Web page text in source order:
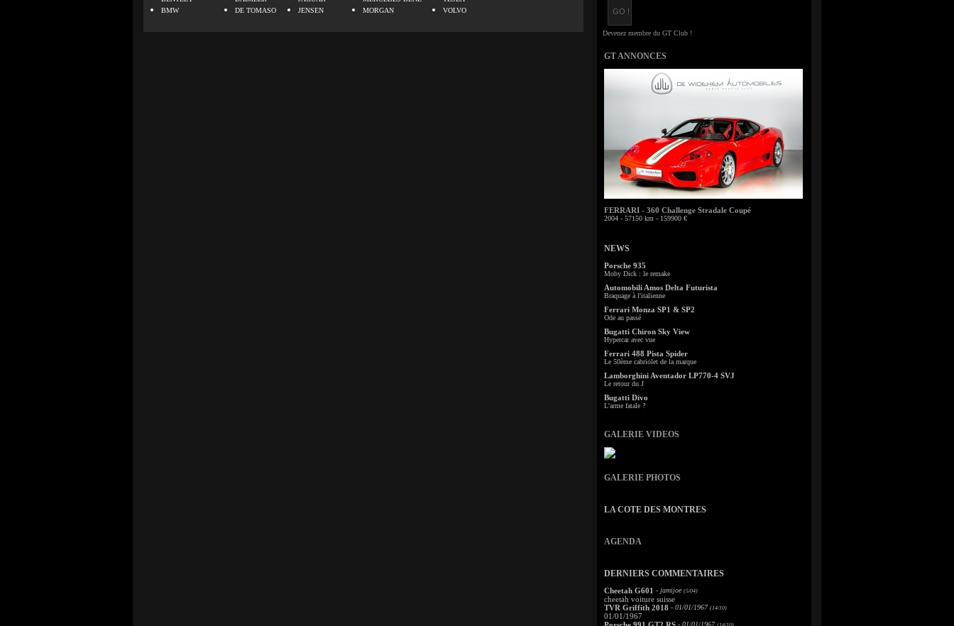
BMW
DE TOMASO
JENSEN
MORGAN
VOLVO
GT ANNONCES
FERRARI - 360 Challenge Stradale Coupé
2004 - 57150 km - 159900 €
NEWS
Porsche 935
Moby Dick : le remake
Automobili Amos Delta Futurista
Braquage à l'italienne
Ferrari Monza SP1 & SP2
Ode au passé
Bugatti Chiron Sky View
Hypercar avec vue
Ferrari 488 Pista Spider
Le 50ème cabriolet de la marque
Lamborghini Aventador LP770-4 SVJ
Le retour du J
Bugatti Divo
L'arme fatale ?
GALERIE VIDEOS
GALERIE PHOTOS
LA COTE DES MONTRES
AGENDA
DERNIERS COMMENTAIRES
Cheetah G601 - jamijoe (5/04)
cheetah voiture suisse
TVR Griffith 2018 - 01/01/1967 (14/10)
01/01/1967
- 01/01/1967